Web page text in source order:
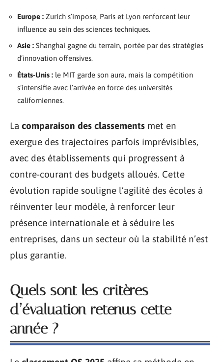
Europe : Zurich s’impose, Paris et Lyon renforcent leur
influence au sein des sciences techniques.
Asie : Shanghai gagne du terrain, portée par des stratégies
d’innovation offensives.
États-Unis : le MIT garde son aura, mais la compétition
s’intensifie avec l’arrivée en force des universités
californiennes.
La comparaison des classements met en
exergue des trajectoires parfois imprévisibles,
avec des établissements qui progressent à
contre-courant des budgets alloués. Cette
évolution rapide souligne l’agilité des écoles à
réinventer leur modèle, à renforcer leur
présence internationale et à séduire les
entreprises, dans un secteur où la stabilité n’est
plus garantie.
Quels sont les critères
d’évaluation retenus cette
année ?